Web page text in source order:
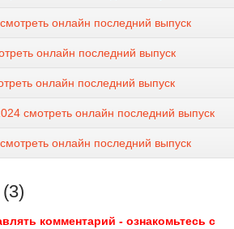
онлайн последний выпуск
онлайн последний выпуск
онлайн последний выпуск
смотреть онлайн последний выпуск
онлайн последний выпуск
комментарий - ознакомьтесь с